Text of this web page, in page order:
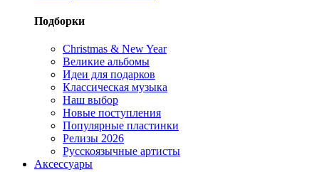
Подборки
Christmas & New Year
Великие альбомы
Идеи для подарков
Классическая музыка
Наш выбор
Новые поступления
Популярные пластинки
Релизы 2026
Русскоязычные артисты
Аксессуары